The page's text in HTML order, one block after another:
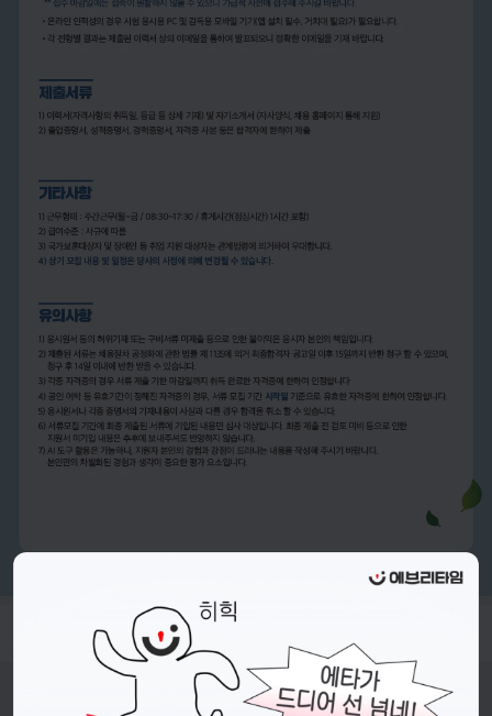
- 접수기간 : 26.06.23.(화) ~ 26.07.03.(금) 23:59 까지